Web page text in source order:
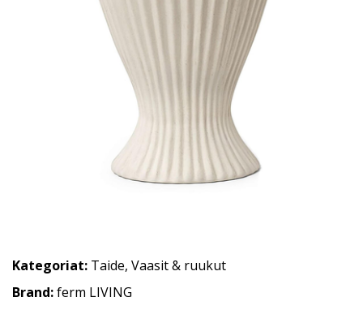
Kategoriat: Taide, Vaasit & ruukut
Brand:ferm LIVING